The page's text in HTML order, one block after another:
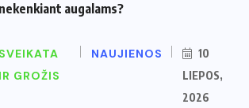
nekenkiant augalams?
SVEIKATA
IR GROŽIS
NAUJIENOS
10
LIEPOS,
2026